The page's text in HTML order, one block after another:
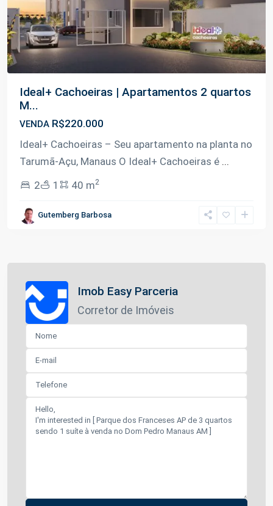
Ideal+ Cachoeiras | Apartamentos 2 quartos
M...
VENDA R$220.000
Ideal+ Cachoeiras – Seu apartamento na planta no
Tarumã-Açu, Manaus O Ideal+ Cachoeiras é ...
2
1 40 m2
Gutemberg Barbosa
Imob Easy Parceria
Corretor de Imóveis